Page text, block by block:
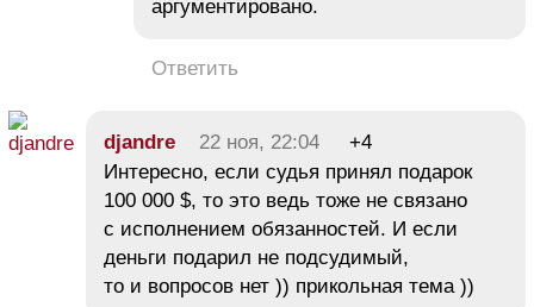
аргументировано.
Ответить
djandre 22 ноя, 22:04
+4
Интересно, если судья принял подарок
100 000 $, то это ведь тоже не связано
с исполнением обязанностей. И если
деньги подарил не подсудимый,
то и вопросов нет )) прикольная тема ))